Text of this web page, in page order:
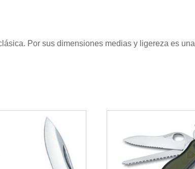
Por sus dimensiones medias y ligereza es una